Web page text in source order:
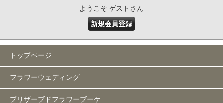
ようこそ ゲストさん
新規会員登録
トップページ
フラワーウェディング
プリザーブドフラワーブーケ